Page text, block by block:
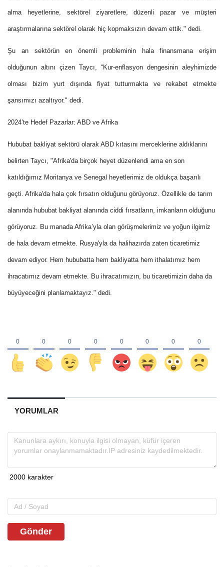
alma heyetlerine, sektörel ziyaretlere, düzenli pazar ve müşteri
araştırmalarına sektörel olarak hiç kopmaksızın devam ettik." dedi.
Şu an sektörün en önemli probleminin hala finansmana erişim
olduğunun altını çizen Taycı, “Kur-enflasyon dengesinin aleyhimizde
olması bizim yurt dışında fiyat tutturmakta ve rekabet etmekte
şansımızı azaltıyor." dedi.
2024’te Hedef Pazarlar: ABD ve Afrika
Hububat bakliyat sektörü olarak ABD kıtasını merceklerine aldıklarını
belirten Taycı, "Afrika'da birçok heyet düzenlendi ama en son
katıldığımız Moritanya ve Senegal heyetlerimiz de oldukça başarılı
geçti. Afrika'da hala çok fırsatın olduğunu görüyoruz. Özellikle de tarım
alanında hububat bakliyat alanında ciddi fırsatların, imkanların olduğunu
görüyoruz. Bu manada Afrika’yla olan görüşmelerimiz ve yoğun ilgimiz
de hala devam etmekte. Rusya'yla da halihazırda zaten ticaretimiz
devam ediyor. Hem hububatta hem bakliyatta hem ithalatımız hem
ihracatımız devam etmekte. Bu ihracatımızın, bu ticaretimizin daha da
büyüyeceğini planlamaktayız." dedi.
YORUMLAR
Gönder